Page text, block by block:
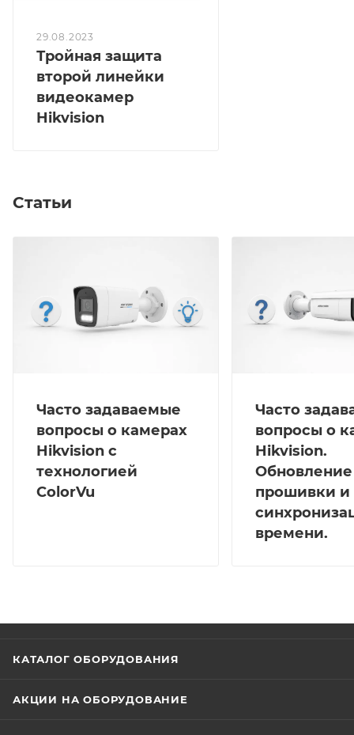
29.08.2023
Тройная защита
второй линейки
видеокамер
Hikvision
Статьи
Часто задаваемые
вопросы о камерах
Hikvision с
технологией
ColorVu
Часто
вопросы о
Hikvision.
Обновление
прошивки и
времени.
КАТАЛОГ ОБОРУДОВАНИЯ
АКЦИИ НА ОБОРУДОВАНИЕ